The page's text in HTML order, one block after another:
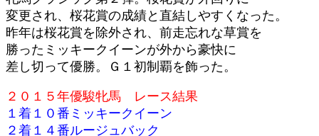
変更され、桜花賞の成績と直結しやすくなった。
昨年は桜花賞を除外され、前走忘れな草賞を
勝ったミッキークイーンが外から豪快に
差し切って優勝。Ｇ１初制覇を飾った。
２０１５年優駿牝馬 レース結果
１着１０番ミッキークイーン
２着１４番ルージュバック